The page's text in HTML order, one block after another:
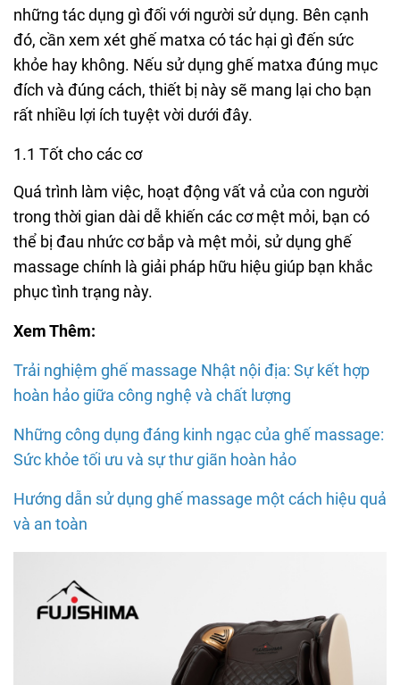
những tác dụng gì đối với người sử dụng. Bên cạnh
đó, cần xem xét ghế matxa có tác hại gì đến sức
khỏe hay không. Nếu sử dụng ghế matxa đúng mục
đích và đúng cách, thiết bị này sẽ mang lại cho bạn
rất nhiều lợi ích tuyệt vời dưới đây.
1.1 Tốt cho các cơ
Quá trình làm việc, hoạt động vất vả của con người
trong thời gian dài dễ khiến các cơ mệt mỏi, bạn có
thể bị đau nhức cơ bắp và mệt mỏi, sử dụng ghế
massage chính là giải pháp hữu hiệu giúp bạn khắc
phục tình trạng này.
Xem Thêm:
Trải nghiệm ghế massage Nhật nội địa: Sự kết hợp
hoàn hảo giữa công nghệ và chất lượng
Những công dụng đáng kinh ngạc của ghế massage:
Sức khỏe tối ưu và sự thư giãn hoàn hảo
Hướng dẫn sử dụng ghế massage một cách hiệu quả
và an toàn